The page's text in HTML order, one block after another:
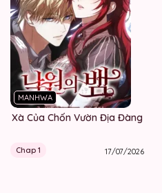
MANHWA
Xà Của Chốn Vườn Địa Đàng
Chap 1 17/07/2026